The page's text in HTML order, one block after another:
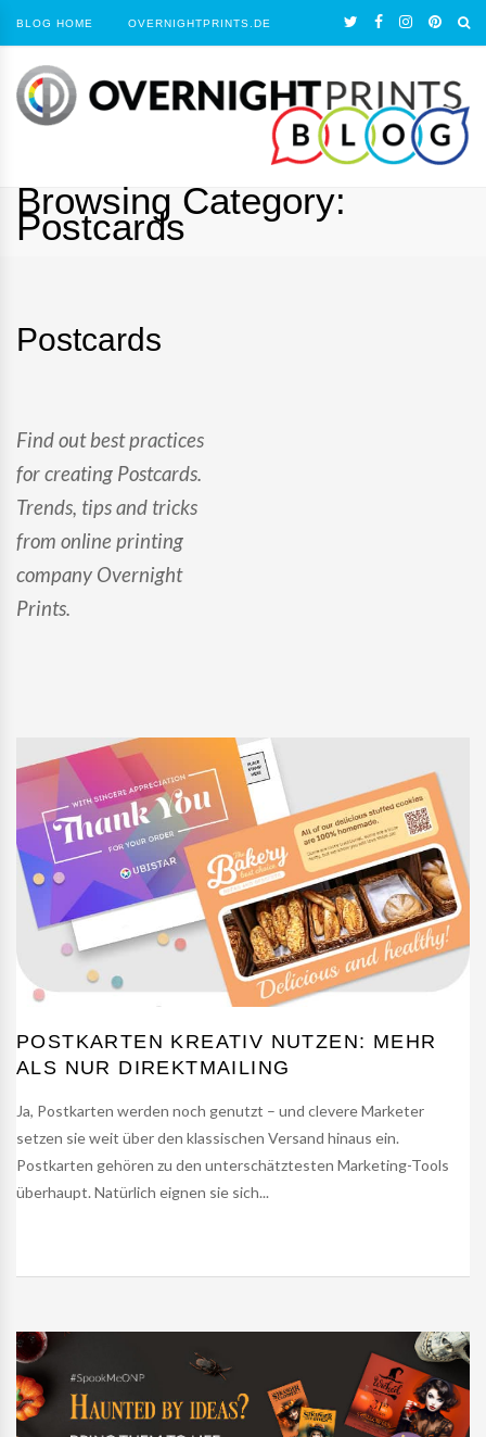
BLOG HOME OVERNIGHTPRINTS.DE
Browsing Category:
Postcards
Postcards
Find out best practices
for creating Postcards.
Trends, tips and tricks
from online printing
company Overnight
Prints.
POSTKARTEN KREATIV NUTZEN: MEHR
ALS NUR DIREKTMAILING
Ja, Postkarten werden noch genutzt – und clevere Marketer
setzen sie weit über den klassischen Versand hinaus ein.
Postkarten gehören zu den unterschätztesten Marketing-Tools
überhaupt. Natürlich eignen sie sich...